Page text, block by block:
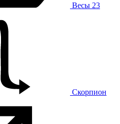
Весы 23
Скорпион